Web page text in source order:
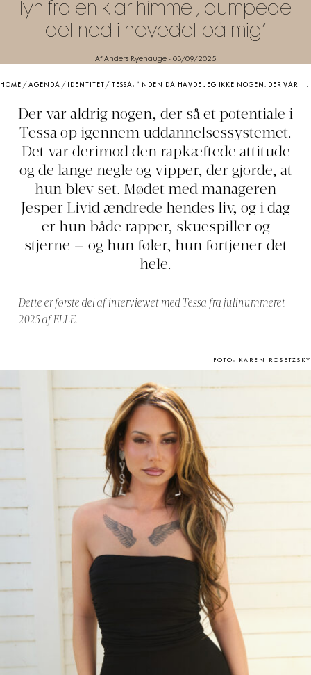
lyn fra en klar himmel, dumpede
det ned i hovedet på mig”
Af Anders Ryehauge- 03/09/2025
HOME /AGENDA / IDENTITET / TESSA: “INDEN DA HAVDE JEG IKKE NOGEN. DER VAR IKKE NOGET STED I SAMFUNDET, JEG HØRTE TIL. DER VAR IKKE SÆRLIG MEGET, JEG FØLTE MIG GOD TIL. (..). OG SÅ PLUDSELIG, SOM ET LYN FRA EN KLAR HIMMEL, DUMPEDE DET NED I HOVEDET PÅ MIG”
Der var aldrig nogen, der så et potentiale i
Tessa op igennem uddannelsessystemet.
Det var derimod den rapkæftede attitude
og de lange negle og vipper, der gjorde, at
hun blev set. Mødet med manageren
Jesper Livid ændrede hendes liv, og i dag
er hun både rapper, skuespiller og
stjerne — og hun føler, hun fortjener det
hele.
Dette er første del af interviewet med Tessa fra julinummeret
2025 af ELLE.
FOTO: KAREN ROSETZSKY